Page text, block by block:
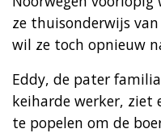
ze thuisonderwijs
wil ze toch opnieuw
Eddy, de pater
keiharde werker, ziet
te popelen om de